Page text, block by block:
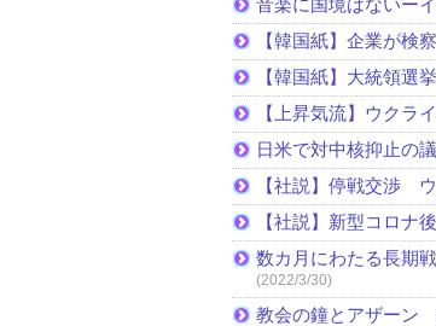
【韓国紙】企業が
【韓国紙】大統領選
【上昇気流】ウクラ
日米で対中核抑止の
【社説】停戦交渉
【社説】新型コロ
数カ月にわたる長期
(2022/3/30)
教会の鐘とアザーン